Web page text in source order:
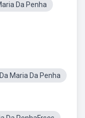
Da Penha
Maria Da Penha